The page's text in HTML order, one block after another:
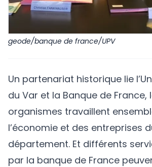
geode/banque de france/UPV
Un partenariat historique lie l’
du Var et la Banque de France,
organismes travaillent
l’économie et des entreprises
département. Et différents
par la banque de France